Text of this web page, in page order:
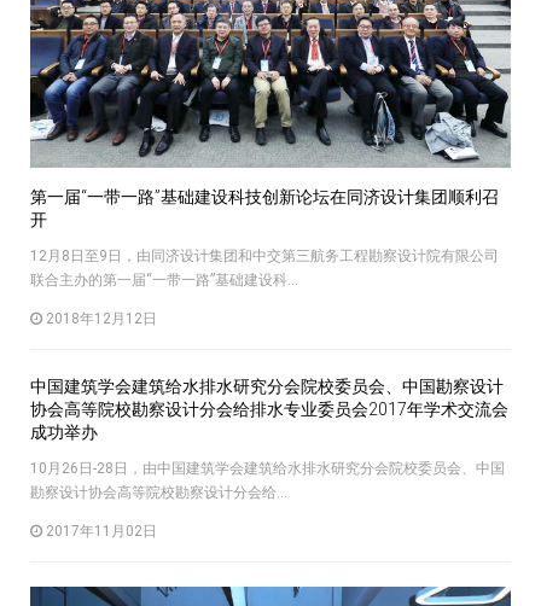
第一届“一带一路”基础建设科技创新论坛在同济设计集团顺利召
开
12月8日至9日，由同济设计集团和中交第三航务工程勘察设计院有限公司
联合主办的第一届“一带一路”基础建设科...
2018年12月12日
中国建筑学会建筑给水排水研究分会院校委员会、中国勘察设计
协会高等院校勘察设计分会给排水专业委员会2017年学术交流会
成功举办
10月26日-28日，由中国建筑学会建筑给水排水研究分会院校委员会、中国
勘察设计协会高等院校勘察设计分会给...
2017年11月02日